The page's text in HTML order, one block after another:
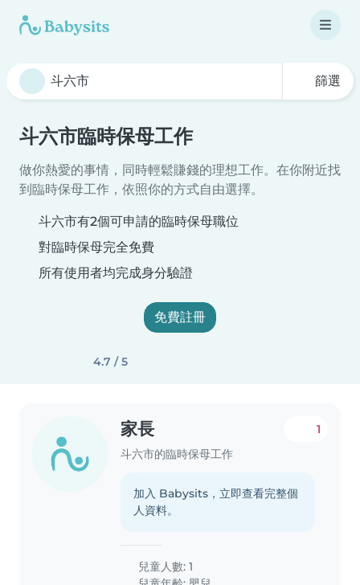
篩選
斗六市臨時保母工作
做你熱愛的事情，同時輕鬆賺錢的理想工作。在你附近找
到臨時保母工作，依照你的方式自由選擇。
斗六市有2個可申請的臨時保母職位
對臨時保母完全免費
所有使用者均完成身分驗證
免費註冊
4.7 / 5
家長
斗六市的臨時保母工作
1
加入 Babysits，立即查看完整個
人資料。
兒童人數: 1